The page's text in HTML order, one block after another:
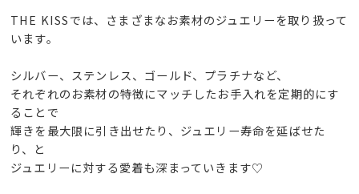
THE KISSでは、さまざまなお素材のジュエリーを取り扱って
います。
シルバー、ステンレス、ゴールド、プラチナなど、
それぞれのお素材の特徴にマッチしたお手入れを定期的にす
ることで
輝きを最大限に引き出せたり、ジュエリー寿命を延ばせた
り、と
ジュエリーに対する愛着も深まっていきます♡